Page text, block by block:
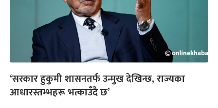
‘सरकार हुकुमी शासनतर्फ उन्मुख देखिन्छ, राज्यका
आधारस्तम्भहरू भत्काउँदै छ’